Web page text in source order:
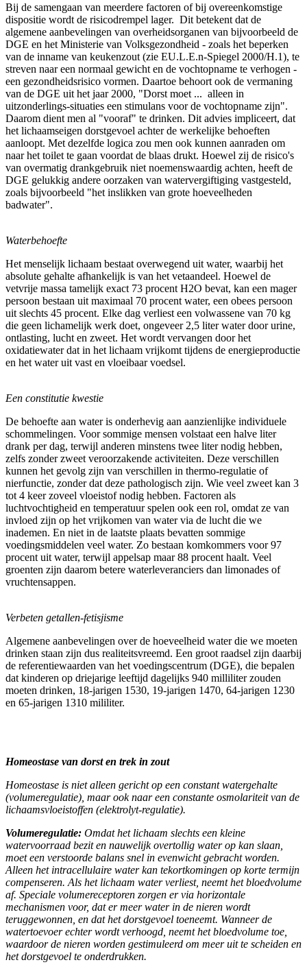
Bij de samengaan van meerdere factoren of bij overeenkomstige
dispositie wordt de risicodrempel lager. Dit betekent dat de
algemene aanbevelingen van overheidsorganen van bijvoorbeeld de
DGE en het Ministerie van Volksgezondheid - zoals het beperken
van de inname van keukenzout (zie EU.L.E.n-Spiegel 2000/H.1), te
streven naar een normaal gewicht en de vochtopname te verhogen -
een gezondheidsrisico vormen. Daartoe behoort ook de vermaning
van de DGE uit het jaar 2000, "Dorst moet ... alleen in
uitzonderlings-situaties een stimulans voor de vochtopname zijn".
Daarom dient men al "vooraf" te drinken. Dit advies impliceert, dat
het lichaamseigen dorstgevoel achter de werkelijke behoeften
aanloopt. Met dezelfde logica zou men ook kunnen aanraden om
naar het toilet te gaan voordat de blaas drukt. Hoewel zij de risico's
van overmatig drankgebruik niet noemenswaardig achten, heeft de
DGE gelukkig andere oorzaken van watervergiftiging vastgesteld,
zoals bijvoorbeeld "het inslikken van grote hoeveelheden
badwater".
Waterbehoefte
Het menselijk lichaam bestaat overwegend uit water, waarbij het
absolute gehalte afhankelijk is van het vetaandeel. Hoewel de
vetvrije massa tamelijk exact 73 procent H2O bevat, kan een mager
persoon bestaan uit maximaal 70 procent water, een obees persoon
uit slechts 45 procent. Elke dag verliest een volwassene van 70 kg
die geen lichamelijk werk doet, ongeveer 2,5 liter water door urine,
ontlasting, lucht en zweet. Het wordt vervangen door het
oxidatiewater dat in het lichaam vrijkomt tijdens de energieproductie
en het water uit vast en vloeibaar voedsel.
Een constitutie kwestie
De behoefte aan water is onderhevig aan aanzienlijke individuele
schommelingen. Voor sommige mensen volstaat een halve liter
drank per dag, terwijl anderen minstens twee liter nodig hebben,
zelfs zonder zweet veroorzakende activiteiten. Deze verschillen
kunnen het gevolg zijn van verschillen in thermo-regulatie of
nierfunctie, zonder dat deze pathologisch zijn. Wie veel zweet kan 3
tot 4 keer zoveel vloeistof nodig hebben. Factoren als
luchtvochtigheid en temperatuur spelen ook een rol, omdat ze van
invloed zijn op het vrijkomen van water via de lucht die we
inademen. En niet in de laatste plaats bevatten sommige
voedingsmiddelen veel water. Zo bestaan komkommers voor 97
procent uit water, terwijl appelsap maar 88 procent haalt. Veel
groenten zijn daarom betere waterleveranciers dan limonades of
vruchtensappen.
Verbeten getallen-fetisjisme
Algemene aanbevelingen over de hoeveelheid water die we moeten
drinken staan zijn dus realiteitsvreemd. Een groot raadsel zijn daarbij
de referentiewaarden van het voedingscentrum (DGE), die bepalen
dat kinderen op driejarige leeftijd dagelijks 940 milliliter zouden
moeten drinken, 18-jarigen 1530, 19-jarigen 1470, 64-jarigen 1230
en 65-jarigen 1310 mililiter.
Homeostase van dorst en trek in zout
Homeostase is niet alleen gericht op een constant watergehalte
(volumeregulatie), maar ook naar een constante osmolariteit van de
lichaamsvloeistoffen (elektrolyt-regulatie).
Volumeregulatie: Omdat het lichaam slechts een kleine
watervoorraad bezit en nauwelijk overtollig water op kan slaan,
moet een verstoorde balans snel in evenwicht gebracht worden.
Alleen het intracellulaire water kan tekortkomingen op korte termijn
compenseren. Als het lichaam water verliest, neemt het bloedvolume
af. Speciale volumereceptoren zorgen er via horizontale
mechanismen voor, dat er meer water in de nieren wordt
teruggewonnen, en dat het dorstgevoel toeneemt. Wanneer de
watertoevoer echter wordt verhoogd, neemt het bloedvolume toe,
waardoor de nieren worden gestimuleerd om meer uit te scheiden en
het dorstgevoel te onderdrukken.